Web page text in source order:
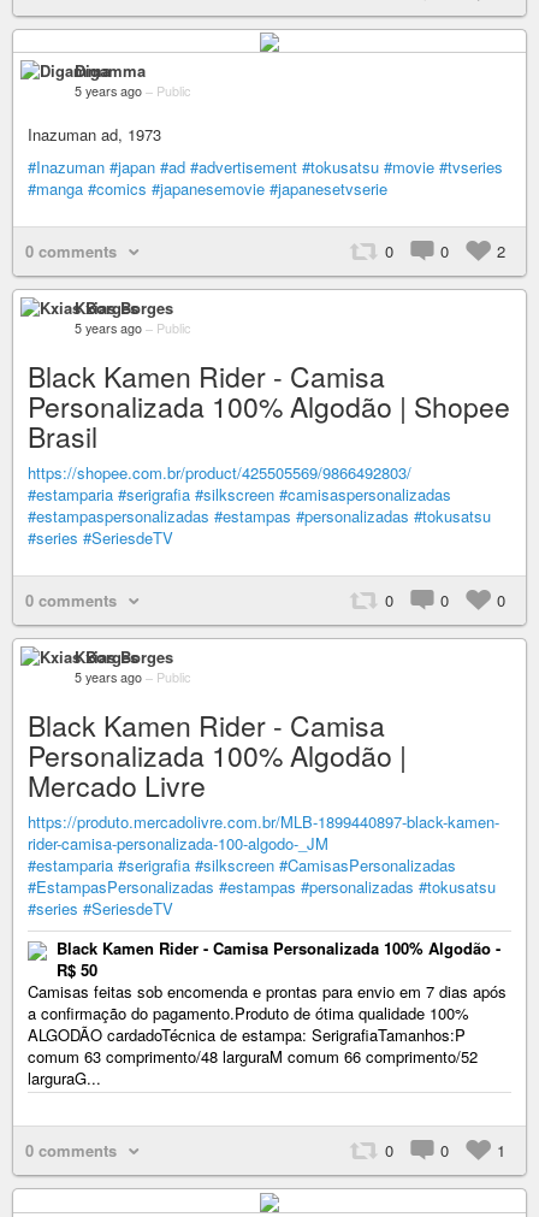
Digamma
5 years ago – Public
Inazuman ad, 1973
#Inazuman #japan #ad #advertisement #tokusatsu #movie #tvseries
#manga #comics #japanesemovie #japanesetvserie
0 comments 0 0 2
Kxias Borges
5 years ago – Public
Black Kamen Rider - Camisa
Personalizada 100% Algodão | Shopee
Brasil
https://shopee.com.br/product/425505569/9866492803/
#estamparia #serigrafia #silkscreen #camisaspersonalizadas
#estampaspersonalizadas #estampas #personalizadas #tokusatsu
#series #SeriesdeTV
0 comments 0 0 0
Kxias Borges
5 years ago – Public
Black Kamen Rider - Camisa
Personalizada 100% Algodão |
Mercado Livre
https://produto.mercadolivre.com.br/MLB-1899440897-black-kamen-
rider-camisa-personalizada-100-algodo-_JM
#estamparia #serigrafia #silkscreen #CamisasPersonalizadas
#EstampasPersonalizadas #estampas #personalizadas #tokusatsu
#series #SeriesdeTV
Black Kamen Rider - Camisa Personalizada 100% Algodão -
R$ 50
Camisas feitas sob encomenda e prontas para envio em 7 dias após
a confirmação do pagamento.Produto de ótima qualidade 100%
ALGODÃO cardadoTécnica de estampa: SerigrafiaTamanhos:P
comum 63 comprimento/48 larguraM comum 66 comprimento/52
larguraG...
0 comments 0 0 1